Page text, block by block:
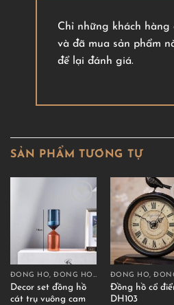
Chỉ những khách hàng
và đã mua sản phẩm
để lại đánh giá.
SẢN PHẨM TƯƠNG TỰ
ĐỒNG HỒ, ĐỒNG HỒ CÁT DECOR
Decor set đồng hồ
cát trụ vuông cam
Đồng hồ cổ
DH103